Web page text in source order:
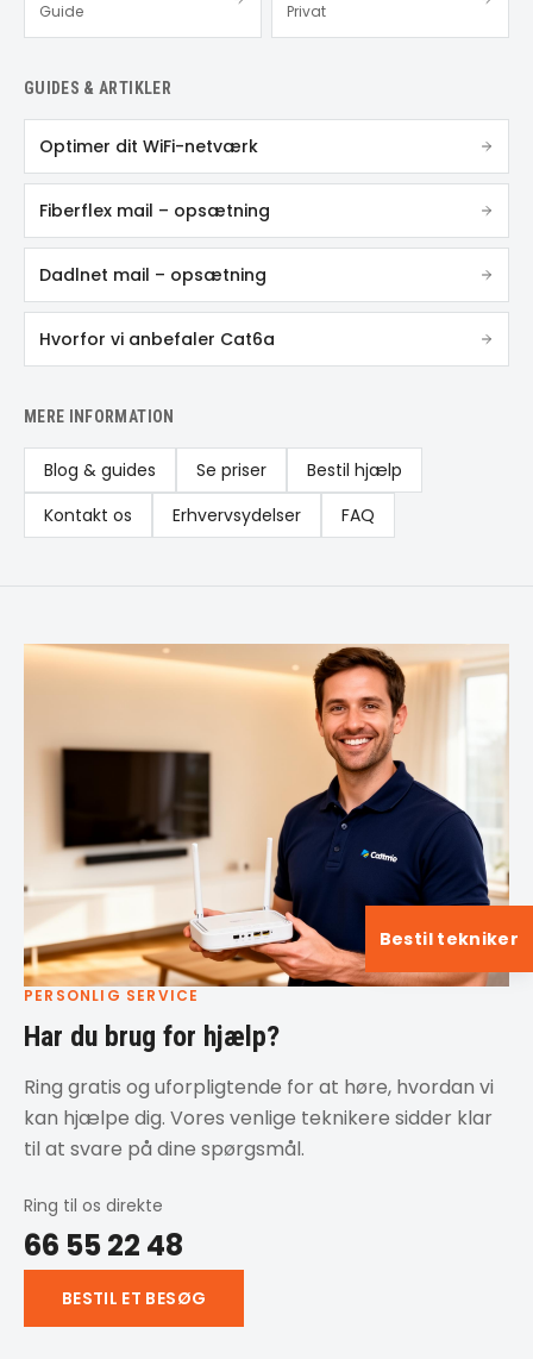
Guide Privat
GUIDES & ARTIKLER
Optimer dit WiFi-netværk
Fiberflex mail – opsætning
Dadlnet mail – opsætning
Hvorfor vi anbefaler Cat6a
MERE INFORMATION
Blog & guides Se priser
Bestil hjælp
Kontakt os
Erhvervsydelser FAQ
PERSONLIG SERVICE
Har du brug for hjælp?
Ring gratis og uforpligtende for at høre, hvordan vi
kan hjælpe dig. Vores venlige teknikere sidder klar
til at svare på dine spørgsmål.
Ring til os direkte
66 55 22 48
BESTIL ET BESØG
Bestil tekniker